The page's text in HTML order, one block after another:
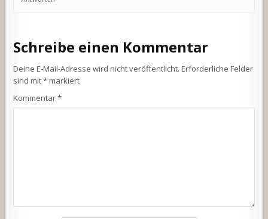
Schreibe einen Kommentar
Deine E-Mail-Adresse wird nicht veröffentlicht. Erforderliche Felder
sind mit*markiert
Kommentar*